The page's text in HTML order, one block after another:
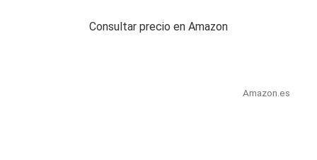
Consultar precio en Amazon
Amazon.es